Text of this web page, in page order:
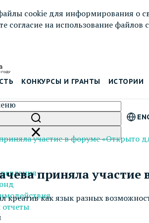
cookie для информирования о
согласие на использование файлов
КОНКУРСЫ И ГРАНТЫ ИСТОРИИ
участие в форуме «Открыто
приняла участие
креатив как язык разных